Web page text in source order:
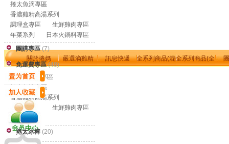
關於捲媽 嚴選滴雞精 訊息快遞 全系列商品(混搭零售區)全系列商品(全部免
會員專區
捲太魚滴專區
香濃雞精高湯系列
調理盒專區
生鮮雞肉專區
年菜系列
日本火鍋料專區
團購專區(7)
免運費專區(48)
捲媽滴雞精專區
捲太魚滴專區
香濃雞精高湯系列
調理盒專區
生鮮雞肉專區
年菜系列
捲太冰棒 (20)